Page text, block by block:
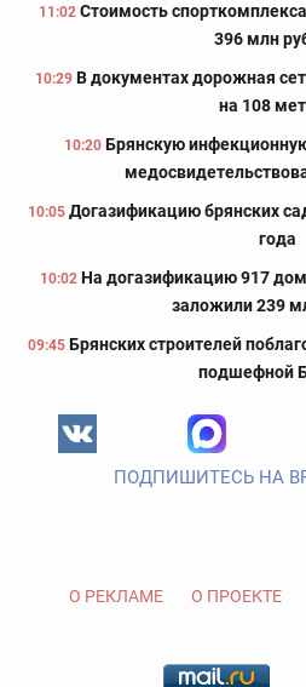
11:02 Стоимость
396 млн
10:29 В документах дорожная
на 108
10:20 Брянскую
10:05 Догазификацию брянских
года
10:02 На догазификацию 917
заложили 239
09:45 Брянских строителей
подшефной
ПОДПИШИТЕСЬ НА
О РЕКЛАМЕ О ПРОЕКТЕ